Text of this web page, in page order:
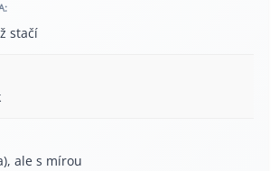
stačí
ale s mírou